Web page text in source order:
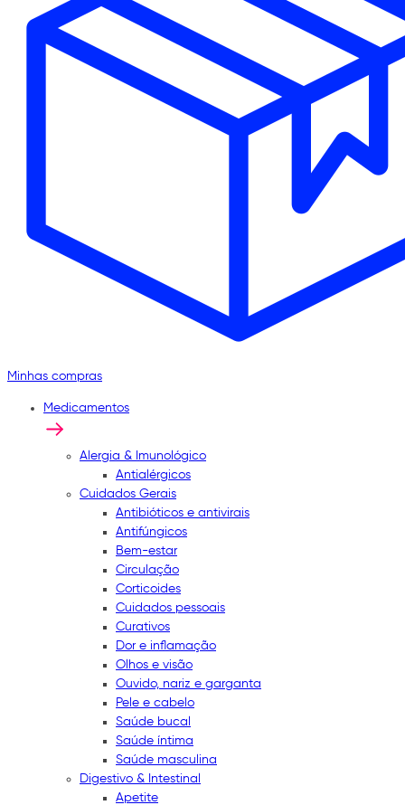
Minhas compras
Medicamentos
Alergia & Imunológico
Antialérgicos
Cuidados Gerais
Antibióticos e antivirais
Antifúngicos
Bem-estar
Circulação
Corticoides
Cuidados pessoais
Curativos
Dor e inflamação
Olhos e visão
Ouvido, nariz e garganta
Pele e cabelo
Saúde bucal
Saúde íntima
Saúde masculina
Digestivo & Intestinal
Apetite